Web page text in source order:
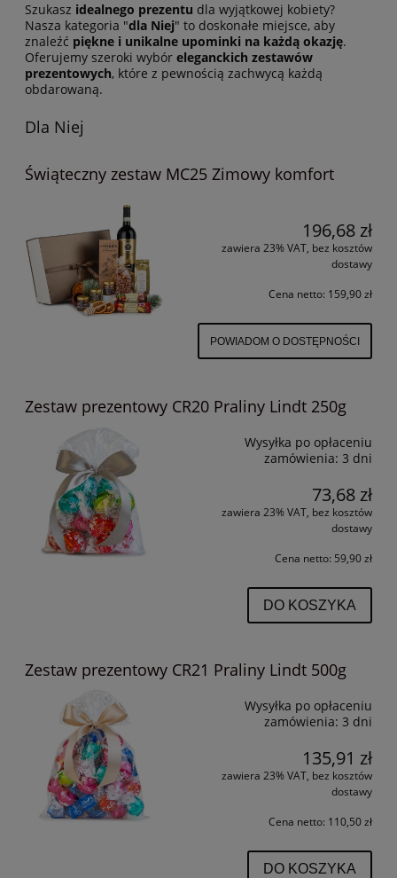
Szukasz idealnego prezentu dla wyjątkowej kobiety?
Nasza kategoria "dla Niej" to doskonałe miejsce, aby
znaleźć piękne i unikalne upominki na każdą okazję.
Oferujemy szeroki wybór eleganckich zestawów
prezentowych, które z pewnością zachwycą każdą
obdarowaną.
Dla Niej
Świąteczny zestaw MC25 Zimowy komfort
196,68 zł
zawiera 23% VAT, bez kosztów
dostawy
Cena netto: 159,90 zł
POWIADOM O DOSTĘPNOŚCI
Zestaw prezentowy CR20 Praliny Lindt 250g
Wysyłka po opłaceniu
zamówienia: 3 dni
73,68 zł
zawiera 23% VAT, bez kosztów
dostawy
Cena netto: 59,90 zł
DO KOSZYKA
Zestaw prezentowy CR21 Praliny Lindt 500g
Wysyłka po opłaceniu
zamówienia: 3 dni
135,91 zł
zawiera 23% VAT, bez kosztów
dostawy
Cena netto: 110,50 zł
DO KOSZYKA